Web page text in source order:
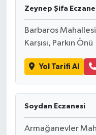
Zeynep Şifa
Barbaros
Karşısı, Parkın Önü
Yol Tarifi Al
Soydan Eczanesi
Armağanevler